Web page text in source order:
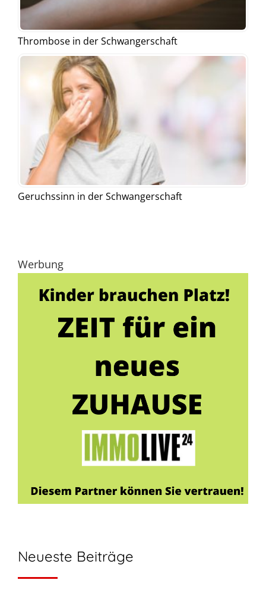
Thrombose in der Schwangerschaft
Geruchssinn in der Schwangerschaft
Werbung
Neueste Beiträge